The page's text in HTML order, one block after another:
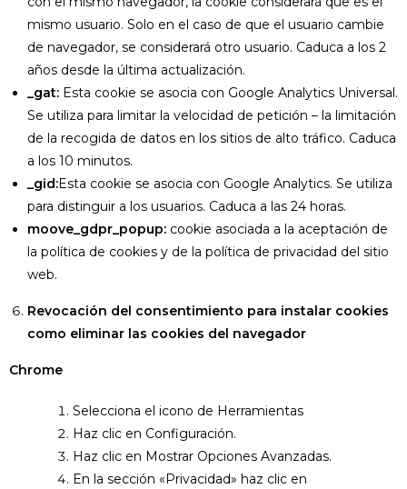
mismo usuario. Solo en el caso de que el usuario cambie
de navegador, se considerará otro usuario. Caduca a los 2
años desde la última actualización.
_gat: Esta cookie se asocia con Google Analytics Universal.
Se utiliza para limitar la velocidad de petición – la limitación
de la recogida de datos en los sitios de alto tráfico. Caduca
a los 10 minutos.
_gid:Esta cookie se asocia con Google Analytics. Se utiliza
para distinguir a los usuarios. Caduca a las 24 horas.
moove_gdpr_popup: cookie asociada a la aceptación de
la política de cookies y de la política de privacidad del sitio
web.
Revocación del consentimiento para instalar cookies
como eliminar las cookies del navegador
Chrome
Selecciona el icono de Herramientas
Haz clic en Configuración.
Haz clic en Mostrar Opciones Avanzadas.
En la sección «Privacidad» haz clic en